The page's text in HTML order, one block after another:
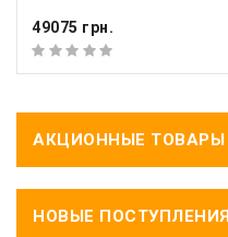
49075 грн.
АКЦИОННЫЕ ТОВАРЫ
НОВЫЕ ПОСТУПЛЕНИЯ